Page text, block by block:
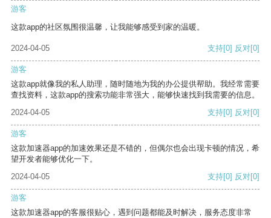
游客
这款app的社区氛围很温馨，让我能够感受到家的温暖。
2024-04-05 支持[0] 反对[0]
游客
这款app就像我的私人助理，随时随地为我的办公提供帮助。我经常需要
查找资料，这款app的搜索功能非常强大，能够快速找到我需要的信息。
2024-04-05
支持[0] 反对[0]
游客
这款加速器app的加速效果还是不错的，但偶尔也会出现卡顿的情况，希
望开发者能够优化一下。
2024-04-05
支持[0] 反对[0]
游客
这款加速器app的客服很贴心，遇到问题都能及时解决，服务态度非常